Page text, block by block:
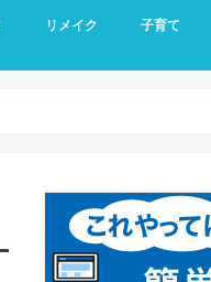
リメイク 子育て